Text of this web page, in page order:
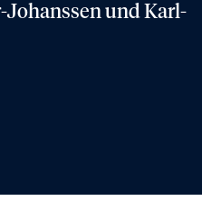
Johanssen und Karl-